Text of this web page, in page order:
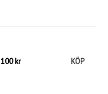
100 kr KÖP